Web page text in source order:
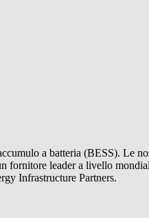
a batteria (BESS). Le
fornitore leader a livello
Infrastructure Partners.